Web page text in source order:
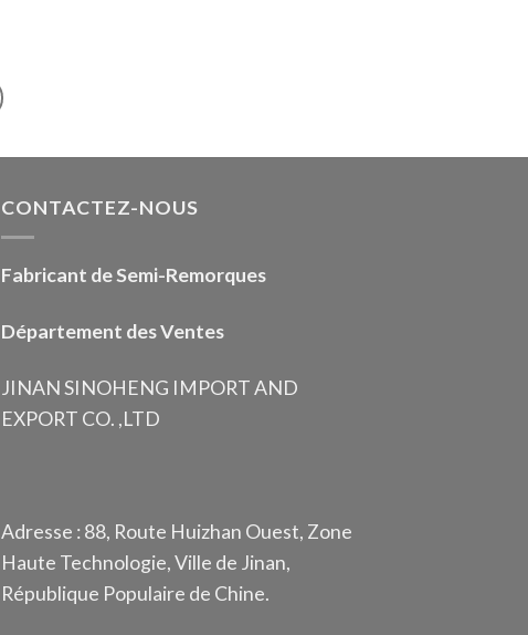
CONTACTEZ-NOUS
Fabricant de Semi-Remorques
Département des Ventes
JINAN SINOHENG IMPORT AND
EXPORT CO. ,LTD
Adresse : 88, Route Huizhan Ouest, Zone
Haute Technologie, Ville de Jinan,
République Populaire de Chine.